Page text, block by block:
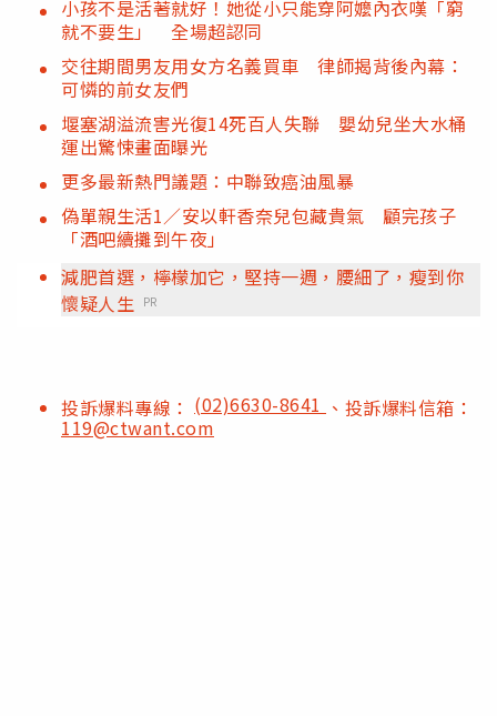
小孩不是活著就好！她從小只能穿阿嬤內衣嘆「窮
就不要生」 全場超認同
交往期間男友用女方名義買車 律師揭背後內幕：
可憐的前女友們
堰塞湖溢流害光復14死百人失聯 嬰幼兒坐大水桶
運出驚悚畫面曝光
更多最新熱門議題：中聯致癌油風暴
偽單親生活1／安以軒香奈兒包藏貴氣 顧完孩子
「酒吧續攤到午夜」
減肥首選，檸檬加它，堅持一週，腰細了，瘦到你
懷疑人生 PR
投訴爆料專線： (02)6630-8641 、投訴爆料信箱：
119@ctwant.com